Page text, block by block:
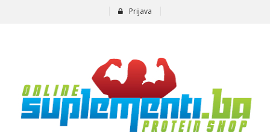
Prijava